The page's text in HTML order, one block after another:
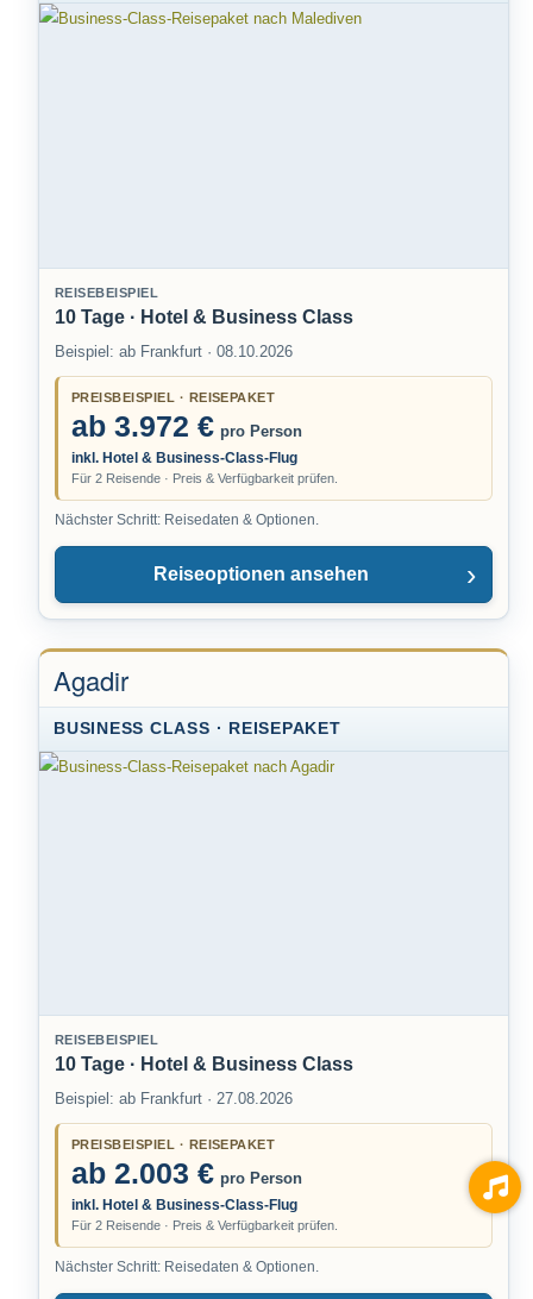
REISEBEISPIEL
10 Tage · Hotel & Business Class
Beispiel: ab Frankfurt · 08.10.2026
PREISBEISPIEL · REISEPAKET
ab 3.972 € pro Person
inkl. Hotel & Business-Class-Flug
Für 2 Reisende · Preis & Verfügbarkeit prüfen.
Nächster Schritt: Reisedaten & Optionen.
Reiseoptionen ansehen
Agadir
BUSINESS CLASS · REISEPAKET
REISEBEISPIEL
10 Tage · Hotel & Business Class
Beispiel: ab Frankfurt · 27.08.2026
PREISBEISPIEL · REISEPAKET
ab 2.003 € pro Person
inkl. Hotel & Business-Class-Flug
Für 2 Reisende · Preis & Verfügbarkeit prüfen.
Nächster Schritt: Reisedaten & Optionen.